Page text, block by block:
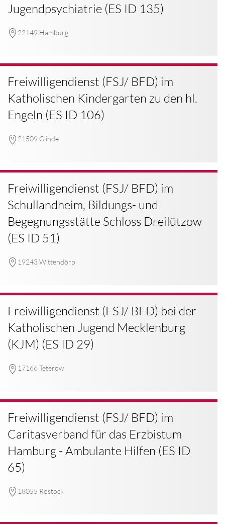
Jugendpsychiatrie (ES ID 135)
22149 Hamburg
Freiwilligendienst (FSJ/ BFD) im
Katholischen Kindergarten zu den hl.
Engeln (ES ID 106)
21509 Glinde
Freiwilligendienst (FSJ/ BFD) im
Schullandheim, Bildungs- und
Begegnungsstätte Schloss Dreilützow
(ES ID 51)
19243 Wittendörp
Freiwilligendienst (FSJ/ BFD) bei der
Katholischen Jugend Mecklenburg
(KJM) (ES ID 29)
17166 Teterow
Freiwilligendienst (FSJ/ BFD) im
Caritasverband für das Erzbistum
Hamburg - Ambulante Hilfen (ES ID
65)
18055 Rostock